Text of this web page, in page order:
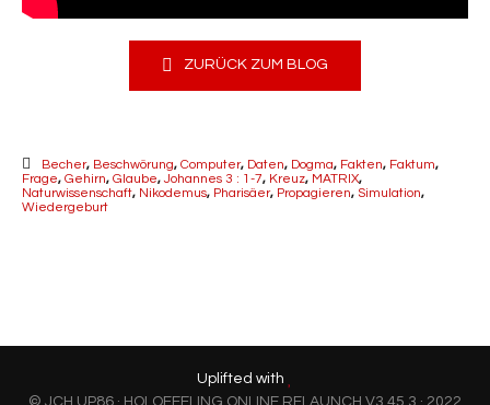
ZURÜCK ZUM BLOG
Becher, Beschwörung, Computer, Daten, Dogma, Fakten, Faktum,
Frage, Gehirn, Glaube, Johannes 3 : 1-7, Kreuz, MATRIX,
Naturwissenschaft, Nikodemus, Pharisäer, Propagieren, Simulation,
Wiedergeburt
Uplifted with
© JCH.UP86 · HOLOFEELING.ONLINE RELAUNCH V3.45.3 · 2022